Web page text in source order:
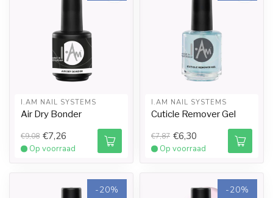
I.AM NAIL SYSTEMS
Air Dry Bonder
€9,08 €7,26
Op voorraad
I.AM NAIL SYSTEMS
Cuticle Remover Gel
€7,87 €6,30
Op voorraad
-20% -20%